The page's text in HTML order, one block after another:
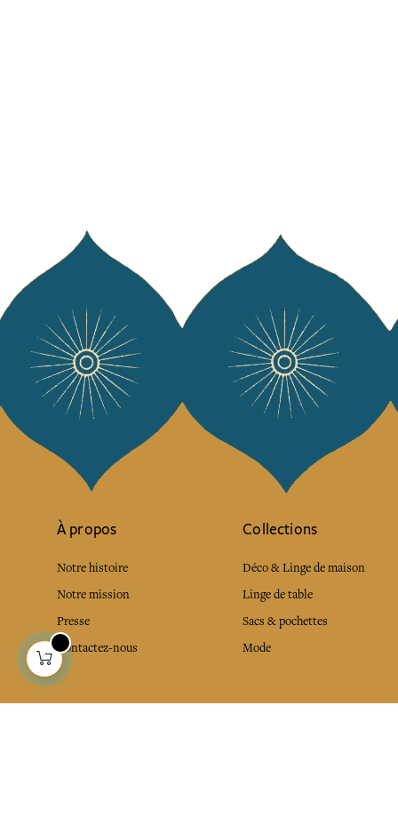
À propos
Notre histoire
Notre mission
Presse
Contactez-nous
Collections
Déco & Linge de maison
Linge de table
Sacs & pochettes
Mode